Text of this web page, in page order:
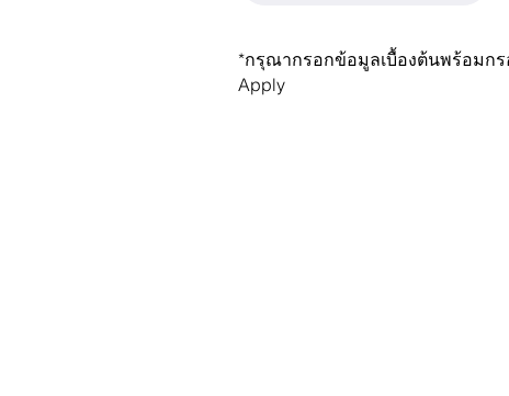
*กรุณากรอกข้อมูลเบื้องต้นพร้อมก
Apply